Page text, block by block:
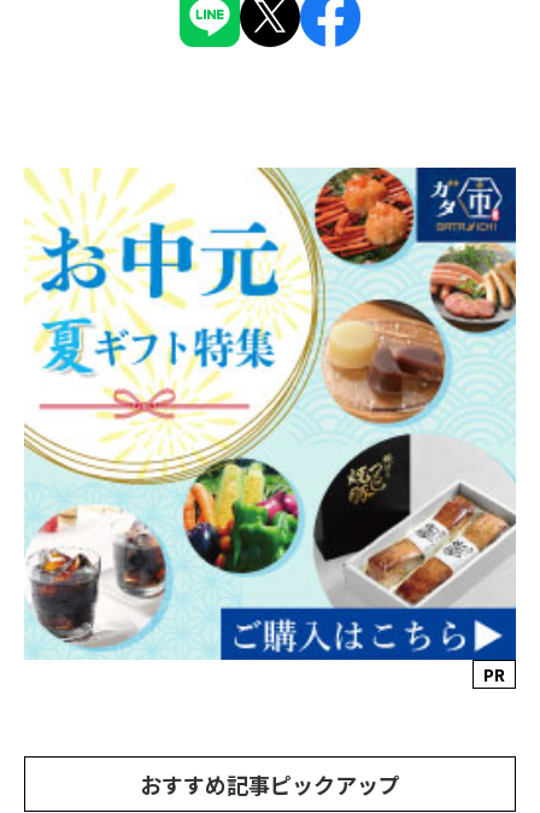
PR
おすすめ記事ピックアップ